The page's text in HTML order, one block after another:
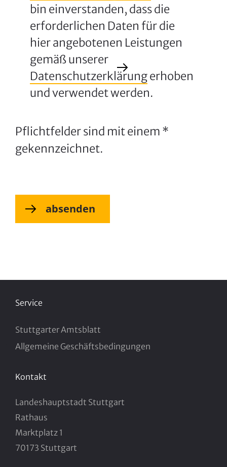
bin einverstanden, dass die
erforderlichen Daten für die
hier angebotenen Leistungen
gemäß unserer
Datenschutzerklärungerhoben
und verwendet werden.
Pflichtfelder sind mit einem *
gekennzeichnet.
absenden
Service
Stuttgarter Amtsblatt
Allgemeine Geschäftsbedingungen
Kontakt
Landeshauptstadt Stuttgart
Rathaus
Marktplatz 1
70173 Stuttgart